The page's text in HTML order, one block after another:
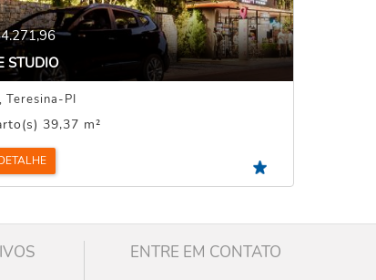
STUDIO
Teresina-PI
39,37 m²
ENTRE EM CONTATO